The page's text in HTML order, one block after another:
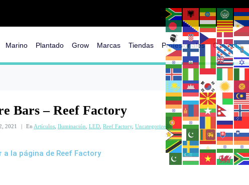
Marino Plantado Grow Marcas Tiendas Profesionales Contacto
Bars – Reef Factory
2021 En Artículos Iluminación LED Reef Factory, Uncategorized
a la página de Reef Factory